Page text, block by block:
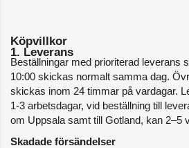
Köpvillkor
1. Leverans
Beställningar med prioriterad leverans
10:00 skickas normalt samma dag.
skickas inom 24 timmar på vardagar.
1-3 arbetsdagar, vid beställning till
om Uppsala samt till Gotland, kan 2–5
Skadade försändelser